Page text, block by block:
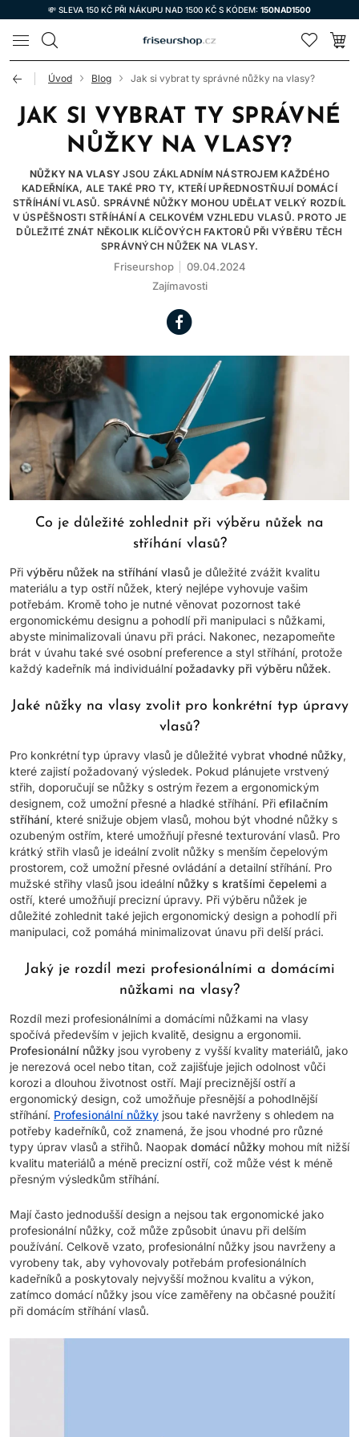
💸 SLEVA 150 KČ PŘI NÁKUPU NAD 1500 KČ S KÓDEM: 150NAD1500
LOMAX
Úvod Blog Jak si vybrat ty správné nůžky na vlasy?
JAK SI VYBRAT TY SPRÁVNÉ
NŮŽKY NA VLASY?
NŮŽKY NA VLASY JSOU ZÁKLADNÍM NÁSTROJEM KAŽDÉHO
KADEŘNÍKA, ALE TAKÉ PRO TY, KTEŘÍ UPŘEDNOSTŇUJÍ DOMÁCÍ
STŘÍHÁNÍ VLASŮ. SPRÁVNÉ NŮŽKY MOHOU UDĚLAT VELKÝ ROZDÍL
V ÚSPĚŠNOSTI STŘÍHÁNÍ A CELKOVÉM VZHLEDU VLASŮ. PROTO JE
DŮLEŽITÉ ZNÁT NĚKOLIK KLÍČOVÝCH FAKTORŮ PŘI VÝBĚRU TĚCH
SPRÁVNÝCH NŮŽEK NA VLASY.
Friseurshop
09.04.2024
Zajímavosti
Co je důležité zohlednit při výběru nůžek na
stříhání vlasů?
Při výběru nůžek na stříhání vlasů je důležité zvážit kvalitu
materiálu a typ ostří nůžek, který nejlépe vyhovuje vašim
potřebám. Kromě toho je nutné věnovat pozornost také
ergonomickému designu a pohodlí při manipulaci s nůžkami,
abyste minimalizovali únavu při práci. Nakonec, nezapomeňte
brát v úvahu také své osobní preference a styl stříhání, protože
každý kadeřník má individuální požadavky při výběru nůžek.
Jaké nůžky na vlasy zvolit pro konkrétní typ úpravy
vlasů?
Pro konkrétní typ úpravy vlasů je důležité vybrat vhodné nůžky,
které zajistí požadovaný výsledek. Pokud plánujete vrstvený
střih, doporučují se nůžky s ostrým řezem a ergonomickým
designem, což umožní přesné a hladké stříhání. Při efilačním
stříhání, které snižuje objem vlasů, mohou být vhodné nůžky s
ozubeným ostřím, které umožňují přesné texturování vlasů. Pro
krátký střih vlasů je ideální zvolit nůžky s menším čepelovým
prostorem, což umožní přesné ovládání a detailní stříhání. Pro
mužské střihy vlasů jsou ideální nůžky s kratšími čepelemi a
ostří, které umožňují precizní úpravy. Při výběru nůžek je
důležité zohlednit také jejich ergonomický design a pohodlí při
manipulaci, což pomáhá minimalizovat únavu při delší práci.
Jaký je rozdíl mezi profesionálními a domácími
nůžkami na vlasy?
Rozdíl mezi profesionálními a domácími nůžkami na vlasy
spočívá především v jejich kvalitě, designu a ergonomii.
Profesionální nůžky jsou vyrobeny z vyšší kvality materiálů, jako
je nerezová ocel nebo titan, což zajišťuje jejich odolnost vůči
korozi a dlouhou životnost ostří. Mají preciznější ostří a
ergonomický design, což umožňuje přesnější a pohodlnější
stříhání. Profesionální nůžky jsou také navrženy s ohledem na
potřeby kadeřníků, což znamená, že jsou vhodné pro různé
typy úprav vlasů a střihů. Naopak domácí nůžky mohou mít nižší
kvalitu materiálů a méně precizní ostří, což může vést k méně
přesným výsledkům stříhání.
Mají často jednodušší design a nejsou tak ergonomické jako
profesionální nůžky, což může způsobit únavu při delším
používání. Celkově vzato, profesionální nůžky jsou navrženy a
vyrobeny tak, aby vyhovovaly potřebám profesionálních
kadeřníků a poskytovaly nejvyšší možnou kvalitu a výkon,
zatímco domácí nůžky jsou více zaměřeny na občasné použití
při domácím stříhání vlasů.